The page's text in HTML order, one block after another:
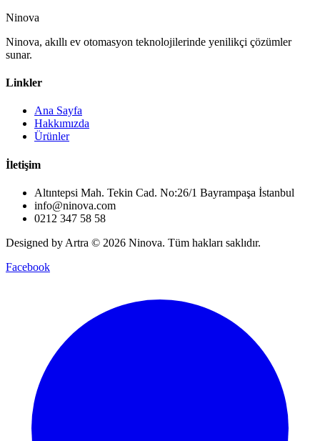
Ninova
Ninova, akıllı ev otomasyon teknolojilerinde yenilikçi çözümler
sunar.
Linkler
Ana Sayfa
Hakkımızda
Ürünler
İletişim
Altıntepsi Mah. Tekin Cad. No:26/1 Bayrampaşa İstanbul
info@ninova.com
0212 347 58 58
Designed by Artra © 2026 Ninova. Tüm hakları saklıdır.
Facebook